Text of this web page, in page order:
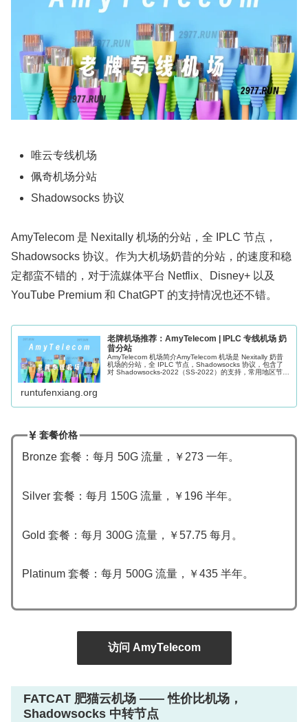
唯云专线机场
佩奇机场分站
Shadowsocks 协议
AmyTelecom 是 Nexitally 机场的分站，全 IPLC 节点，
Shadowsocks 协议。作为大机场奶昔的分站，的速度和稳
定都蛮不错的，对于流媒体平台 Netflix、Disney+ 以及
YouTube Premium 和 ChatGPT 的支持情况也还不错。
老牌机场推荐：AmyTelecom | IPLC 专线机场 奶
昔分站
AmyTelecom 机场简介AmyTelecom 机场是 Nexitally 奶昔
机场的分站，全 IPLC 节点，Shadowsocks 协议，包含了
对 Shadowsocks-2022（SS-2022）的支持，常用地区节
runtufenxiang.org
套餐价格
Bronze 套餐：每月 50G 流量，￥273 一年。
Silver 套餐：每月 150G 流量，￥196 半年。
Gold 套餐：每月 300G 流量，￥57.75 每月。
Platinum 套餐：每月 500G 流量，￥435 半年。
访问 AmyTelecom
FATCAT 肥猫云机场 —— 性价比机场，
Shadowsocks 中转节点